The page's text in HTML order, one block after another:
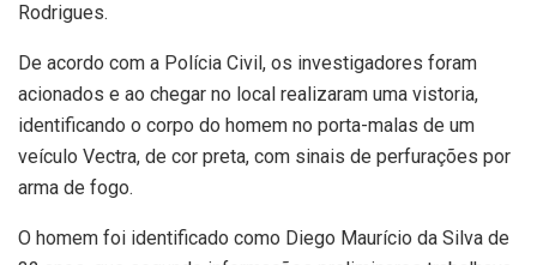
Rodrigues.
De acordo com a Polícia Civil, os investigadores foram
acionados e ao chegar no local realizaram uma vistoria,
identificando o corpo do homem no porta-malas de um
veículo Vectra, de cor preta, com sinais de perfurações por
arma de fogo.
O homem foi identificado como Diego Maurício da Silva de